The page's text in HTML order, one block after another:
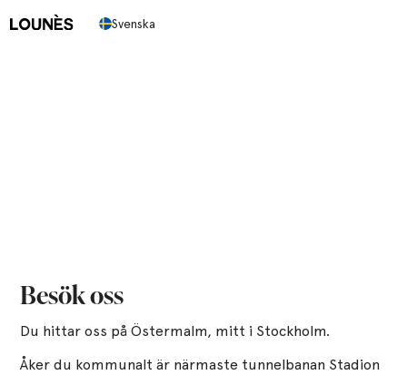
Svenska
Besök oss
Du hittar oss på Östermalm, mitt i Stockholm.
Åker du kommunalt är närmaste tunnelbanan Stadion